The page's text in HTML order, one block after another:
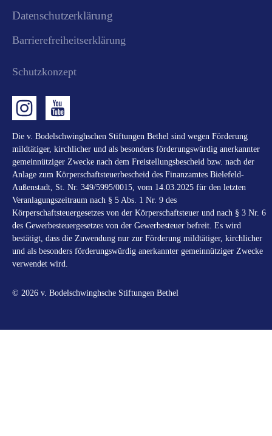
Datenschutzerklärung
Barrierefreiheitserklärung
Schutzkonzept
Die v. Bodelschwinghschen Stiftungen Bethel sind wegen Förderung
mildtätiger, kirchlicher und als besonders förderungswürdig anerkannter
gemeinnütziger Zwecke nach dem Freistellungsbescheid bzw. nach der
Anlage zum Körperschaftsteuerbescheid des Finanzamtes Bielefeld-
Außenstadt, St. Nr. 349/5995/0015, vom 14.03.2025 für den letzten
Veranlagungszeitraum nach § 5 Abs. 1 Nr. 9 des
Körperschaftsteuergesetzes von der Körperschaftsteuer und nach § 3 Nr. 6
des Gewerbesteuergesetzes von der Gewerbesteuer befreit. Es wird
bestätigt, dass die Zuwendung nur zur Förderung mildtätiger, kirchlicher
und als besonders förderungswürdig anerkannter gemeinnütziger Zwecke
verwendet wird.
© 2026 v. Bodelschwinghsche Stiftungen Bethel